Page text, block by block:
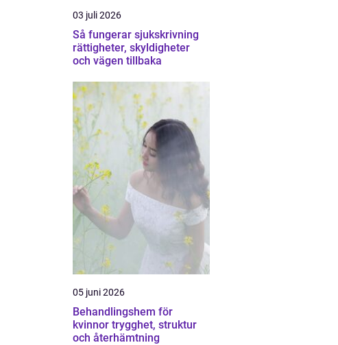
03 juli 2026
Så fungerar sjukskrivning
rättigheter, skyldigheter
och vägen tillbaka
05 juni 2026
Behandlingshem för
kvinnor trygghet, struktur
och återhämtning